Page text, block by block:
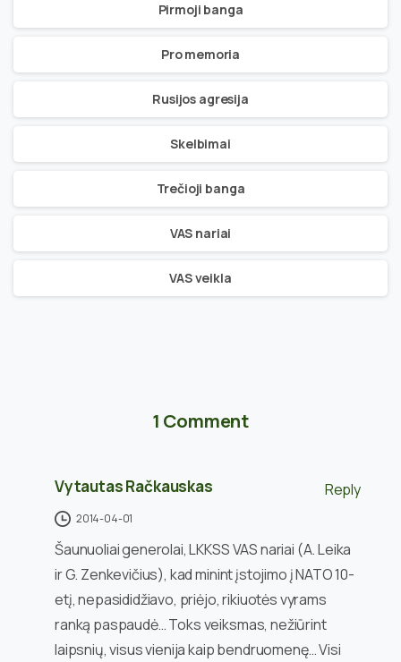
Pirmoji banga
Pro memoria
Rusijos agresija
Skelbimai
Trečioji banga
VAS nariai
VAS veikla
1 Comment
Vytautas Račkauskas Reply
2014-04-01
Šaunuoliai generolai, LKKSS VAS nariai (A. Leika
ir G. Zenkevičius), kad minint įstojimo į NATO 10-
etį, nepasididžiavo, priėjo, rikiuotės vyrams
ranką paspaudė… Toks veiksmas, nežiūrint
laipsnių, visus vienija kaip bendruomenę… Visi